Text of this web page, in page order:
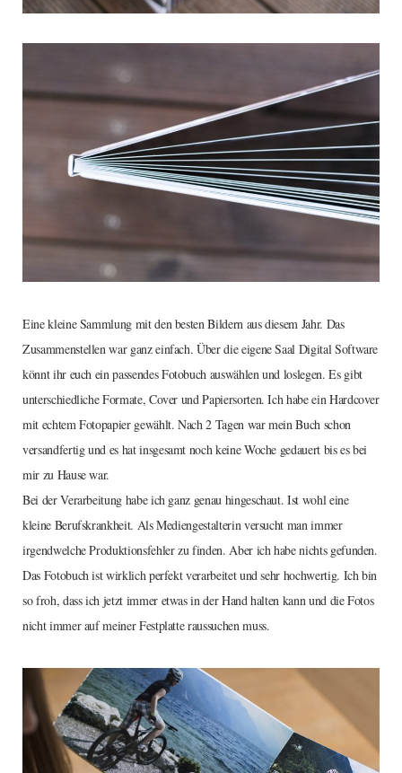
Eine kleine Sammlung mit den besten Bildern aus diesem Jahr. Das
Zusammenstellen war ganz einfach. Über die eigene Saal Digital Software
könnt ihr euch ein passendes Fotobuch auswählen und loslegen. Es gibt
unterschiedliche Formate, Cover und Papiersorten. Ich habe ein Hardcover
mit echtem Fotopapier gewählt. Nach 2 Tagen war mein Buch schon
versandfertig und es hat insgesamt noch keine Woche gedauert bis es bei
mir zu Hause war.
Bei der Verarbeitung habe ich ganz genau hingeschaut. Ist wohl eine
kleine Berufskrankheit. Als Mediengestalterin versucht man immer
irgendwelche Produktionsfehler zu finden. Aber ich habe nichts gefunden.
Das Fotobuch ist wirklich perfekt verarbeitet und sehr hochwertig. Ich bin
so froh, dass ich jetzt immer etwas in der Hand halten kann und die Fotos
nicht immer auf meiner Festplatte raussuchen muss.